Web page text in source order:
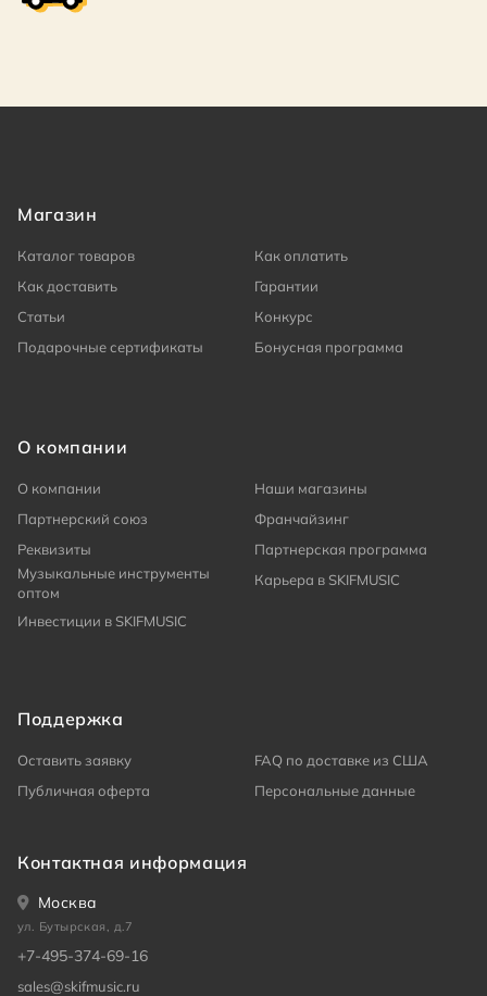
Магазин
Каталог товаров
Как оплатить
Как доставить
Гарантии
Статьи
Конкурс
Подарочные сертификаты
Бонусная программа
О компании
О компании
Наши магазины
Партнерский союз
Франчайзинг
Реквизиты
Партнерская программа
Музыкальные инструменты
оптом
Карьера в SKIFMUSIC
Инвестиции в SKIFMUSIC
Поддержка
Оставить заявку
FAQ по доставке из США
Публичная оферта
Персональные данные
Контактная информация
Москва
ул. Бутырская, д.7
+7-495-374-69-16
sales@skifmusic.ru